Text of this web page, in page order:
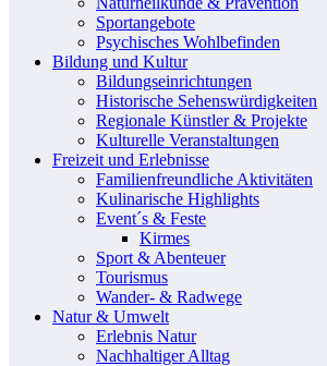
Sportangebote
Psychisches Wohlbefinden
Bildung und Kultur
Bildungseinrichtungen
Historische Sehenswürdigkeiten
Regionale Künstler & Projekte
Kulturelle Veranstaltungen
Freizeit und Erlebnisse
Familienfreundliche Aktivitäten
Kulinarische Highlights
Event´s & Feste
Kirmes
Sport & Abenteuer
Tourismus
Wander- & Radwege
Natur & Umwelt
Erlebnis Natur
Nachhaltiger Alltag